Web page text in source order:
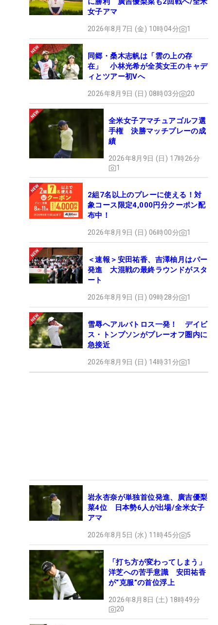
女子アマ
2026年8月7日 (金) 10時04分 1
同郷・桑木志帆は「雲の上の存
在」 小林光希が全英女王のキャデ
ィとツアー初Vへ
2026年8月9日 (日) 08時03分 20
全米女子アマチュアゴルフ選
手権 決勝マッチプレーの成
績
2026年8月9日 (日) 17時26分
1
2組7名以上のプレーに使える！対
象コース限定4,000円分クーポン配
布中！
2026年8月9日 (日) 06時00分 1
＜速報＞安田祐香、吉澤柚月はパー
発進 大混戦の最終ラウンドがスタ
ート
2026年8月9日 (日) 09時28分 1
雪辱へアルバトロス一発！ デイビ
ス・トンプソンがプレーオフ圏内に
急接近
2026年8月9日 (日) 14時31分 1
岩永杏奈が単独首位発進、廣吉優梨
菜4位 日本勢6人が出場/全米女子
アマ
2026年8月5日 (水) 11時45分 5
「打ち方が変わってしまう」
洋芝への苦手意識 安田祐香
が“克服”の首位浮上
2026年8月8日 (土) 18時49分
20